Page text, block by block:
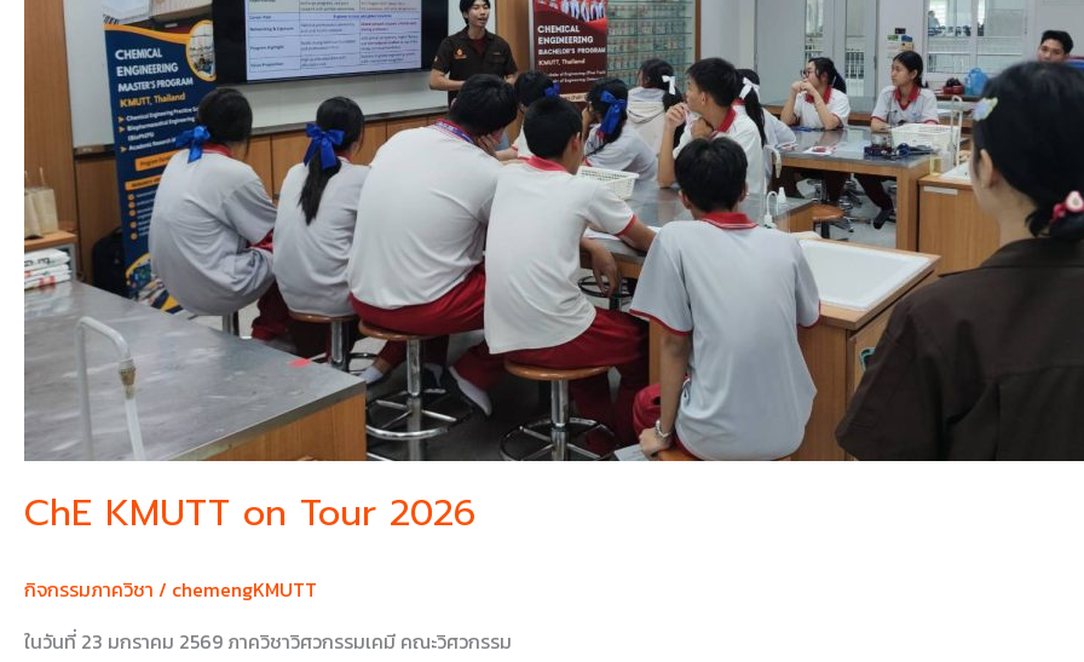
ChE KMUTT on Tour 2026
กิจกรรมภาควิชา / chemengKMUTT
ในวันที่ 23 มกราคม 2569 ภาควิชาวิศวกรรมเคมี คณะวิศวกรรม